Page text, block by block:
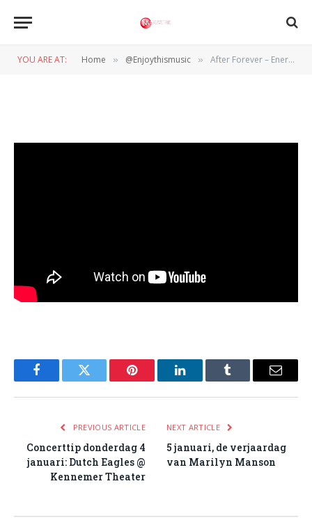
YOU ARE AT: Home » @Enjoythismusic » After Forever – Energize Me
FacebookTwitter Pinterest LinkedInTumblr Email
PREVIOUS ARTICLE
Concerttip donderdag 4
januari: Dutch Eagles @
Kennemer Theater
NEXT ARTICLE
5 januari, de verjaardag
van Marilyn Manson